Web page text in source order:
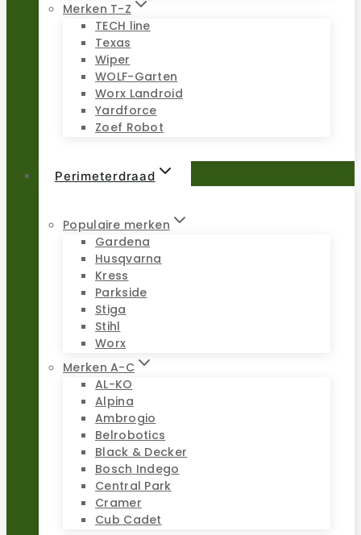
Merken T-Z
TECH line
Texas
Wiper
WOLF-Garten
Worx Landroid
Yardforce
Zoef Robot
Perimeterdraad
Populaire merken
Gardena
Husqvarna
Kress
Parkside
Stiga
Stihl
Worx
Merken A-C
AL-KO
Alpina
Ambrogio
Belrobotics
Black & Decker
Bosch Indego
Central Park
Cramer
Cub Cadet